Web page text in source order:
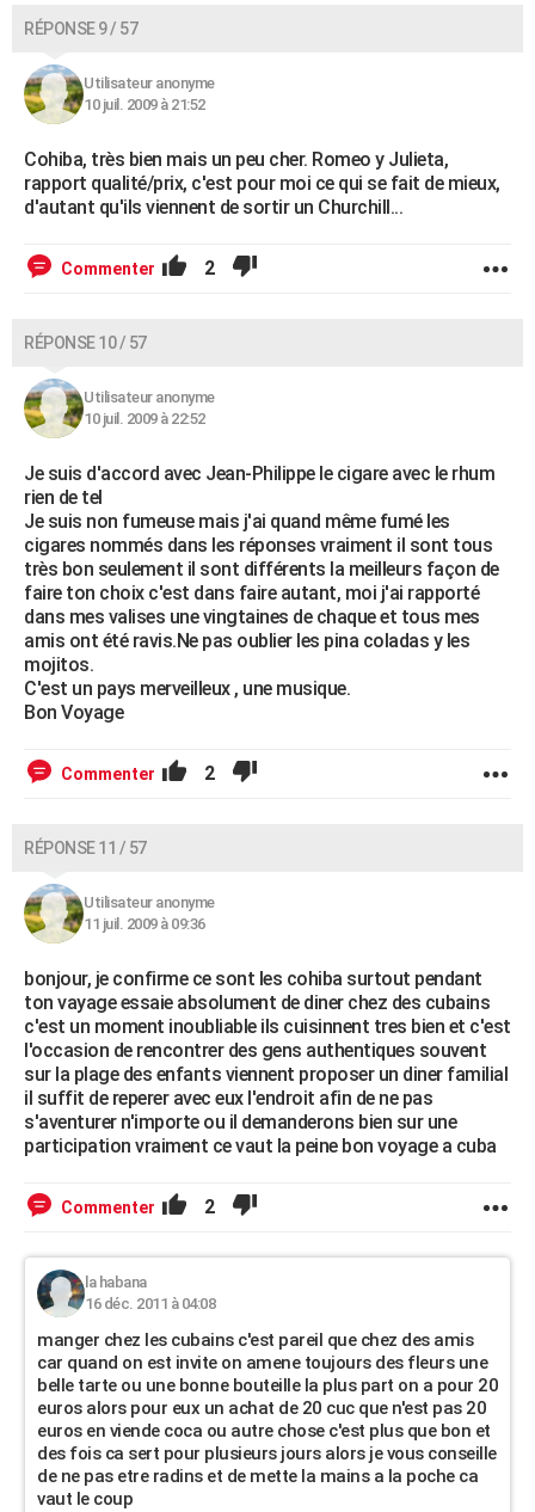
RÉPONSE 9 / 57
Utilisateur anonyme
10 juil. 2009 à 21:52
Cohiba, très bien mais un peu cher. Romeo y Julieta,
rapport qualité/prix, c'est pour moi ce qui se fait de mieux,
d'autant qu'ils viennent de sortir un Churchill...
Commenter 2
RÉPONSE 10 / 57
Utilisateur anonyme
10 juil. 2009 à 22:52
Je suis d'accord avec Jean-Philippe le cigare avec le rhum
rien de tel
Je suis non fumeuse mais j'ai quand même fumé les
cigares nommés dans les réponses vraiment il sont tous
très bon seulement il sont différents la meilleurs façon de
faire ton choix c'est dans faire autant, moi j'ai rapporté
dans mes valises une vingtaines de chaque et tous mes
amis ont été ravis.Ne pas oublier les pina coladas y les
mojitos.
C'est un pays merveilleux , une musique.
Bon Voyage
Commenter 2
RÉPONSE 11 / 57
Utilisateur anonyme
11 juil. 2009 à 09:36
bonjour, je confirme ce sont les cohiba surtout pendant
ton vayage essaie absolument de diner chez des cubains
c'est un moment inoubliable ils cuisinnent tres bien et c'est
l'occasion de rencontrer des gens authentiques souvent
sur la plage des enfants viennent proposer un diner familial
il suffit de reperer avec eux l'endroit afin de ne pas
s'aventurer n'importe ou il demanderons bien sur une
participation vraiment ce vaut la peine bon voyage a cuba
Commenter 2
la habana
16 déc. 2011 à 04:08
manger chez les cubains c'est pareil que chez des amis
car quand on est invite on amene toujours des fleurs une
belle tarte ou une bonne bouteille la plus part on a pour 20
euros alors pour eux un achat de 20 cuc que n'est pas 20
euros en viende coca ou autre chose c'est plus que bon et
des fois ca sert pour plusieurs jours alors je vous conseille
de ne pas etre radins et de mette la mains a la poche ca
vaut le coup